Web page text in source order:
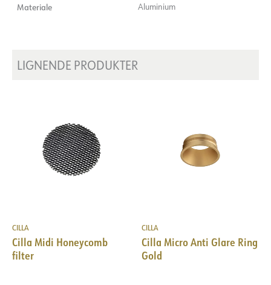
Materiale Aluminium
LIGNENDE PRODUKTER
CILLA
Cilla Midi Honeycomb
filter
CILLA
Cilla Micro Anti Glare Ring
Gold